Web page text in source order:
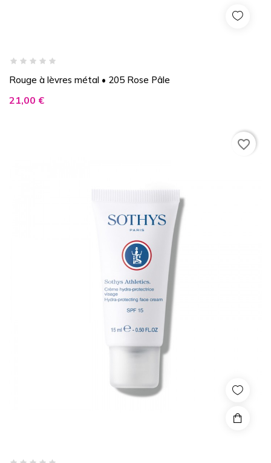
Rouge à lèvres métal • 205 Rose Pâle
Prix
21,00 €
favorite_border